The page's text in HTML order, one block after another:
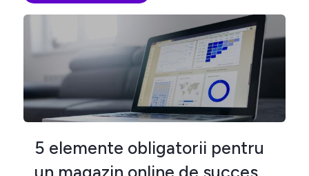
5 elemente obligatorii pentru